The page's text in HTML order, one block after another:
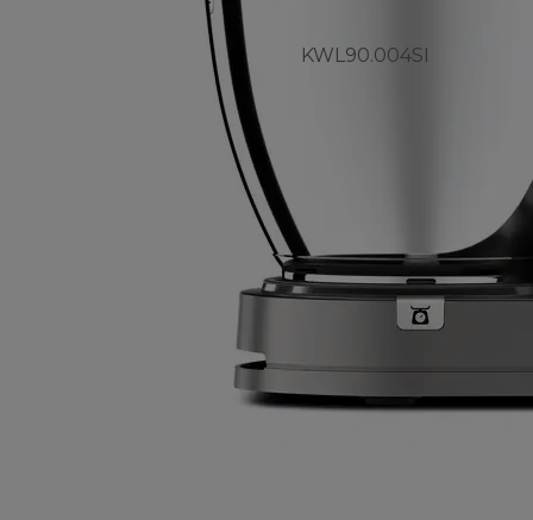
KWL90.004SI